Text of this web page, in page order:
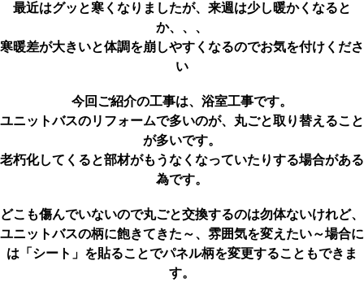
最近はグッと寒くなりましたが、来週は少し暖かくなると
か、、、
寒暖差が大きいと体調を崩しやすくなるのでお気を付けくださ
い
今回ご紹介の工事は、浴室工事です。
ユニットバスのリフォームで多いのが、丸ごと取り替えること
が多いです。
老朽化してくると部材がもうなくなっていたりする場合がある
為です。
どこも傷んでいないので丸ごと交換するのは勿体ないけれど、
ユニットバスの柄に飽きてきた～、雰囲気を変えたい～場合に
は「シート」を貼ることでパネル柄を変更することもできま
す。